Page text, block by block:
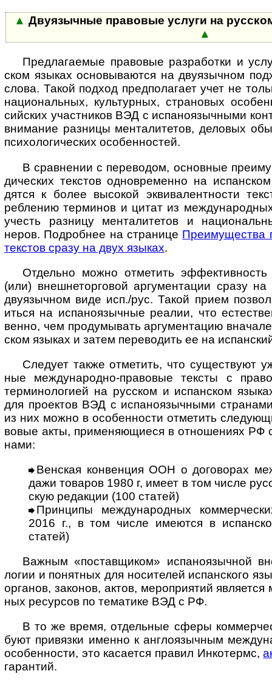
▲ Двуязычные правовые услуги на
▲
Предлагаемые правовые разработки и
ском язы­ках осно­вы­ва­ются на дву­языч­ном
слова. Такой под­ход пред­пола­гает учет не
нацио­наль­ных, куль­тур­ных, стра­но­вых
сийс­ких участ­ников ВЭД с испа­но­языч­ными
вни­ма­ние раз­ницы мен­та­ли­те­тов, дело­вых
психо­логи­чес­ких осо­бен­ностей.
В сравнении с переводом, основные
ди­чес­ких тек­стов одно­вре­менно на
дятся к более высо­кой экви­ва­лент­ности
ребле­нию тер­минов и цитат из
учесть раз­ницу мента­лите­тов и
неров. Подро­бнее на стра­нице Пре­иму­щес­тва
текс­тов сразу на двух языках.
Отдельно можно отметить эффективность
(или) вне­ш­не­тор­го­вой аргу­мен­та­ции сразу
дву­языч­ном виде исп./рус. Такой прием
иться на испа­ноязыч­ные реа­лии, что
венно, чем проду­мывать аргу­мен­та­цию
ском язы­ках и затем пере­во­дить ее на
Следует также отметить, что существуют
ные меж­ду­на­родно-­пра­во­вые тек­сты с
терми­ноло­гией на рус­ском и испан­ском
для проек­тов ВЭД с испа­но­языч­ными
из них можно в осо­бен­ности отме­тить
во­вые акты, приме­няю­щиеся в отно­ше­ниях РФ
нами:
Венская конвенция ООН о договорах
да­жи това­ров 1980 г, имеет в том числе
скую редак­ции (100 статей)
Принципы международных
2016 г., в том числе имею­тся в
статей)
Важным «поставщиком» испаноязычной
ло­гии и понят­ных для носи­те­лей испан­ского
орга­нов, зако­нов, актов, меро­при­я­тий
ных ресур­сов по тема­тике ВЭД с РФ.
В то же время, отдельные сферы
буют при­вя­зки именно к ан­г­ло­языч­ным
осо­бен­но­сти, это каса­ется пра­вил Инко­термс,
гарантий.